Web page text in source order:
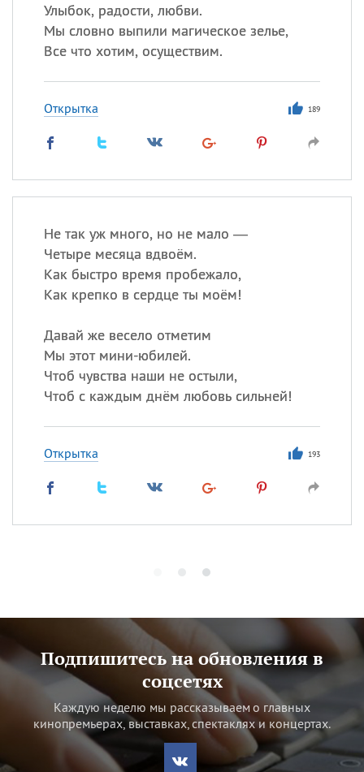
Улыбок, радости, любви.
Мы словно выпили магическое зелье,
Все что хотим, осуществим.
Открытка 189
Не так уж много, но не мало —
Четыре месяца вдвоём.
Как быстро время пробежало,
Как крепко в сердце ты моём!
Давай же весело отметим
Мы этот мини-юбилей.
Чтоб чувства наши не остыли,
Чтоб с каждым днём любовь сильней!
Открытка 193
Подпишитесь на обновления в
соцсетях
Каждую неделю мы рассказываем о главных
кинопремьерах, выставках, спектаклях и концертах.